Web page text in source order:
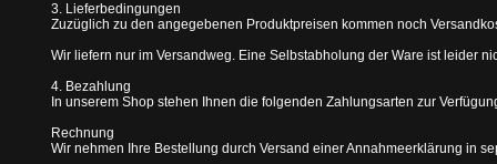
3. Lieferbedingungen
Zuzüglich zu den angegebenen Produktpreisen kommen noch
Wir liefern nur im Versandweg. Eine Selbstabholung der Ware ist leider
4. Bezahlung
In unserem Shop stehen Ihnen die folgenden Zahlungsarten zur
Rechnung
Wir nehmen Ihre Bestellung durch Versand einer Annahmeerklärung in